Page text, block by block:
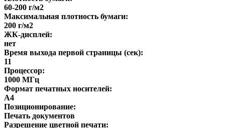
60-200 г/м2
Максимальная плотность бумаги:
200 г/м2
ЖК-дисплей:
нет
Время выхода первой страницы (сек):
11
Процессор:
1000 МГц
Формат печатных носителей:
A4
Позиционирование:
Печать документов
Разрешение цветной печати: